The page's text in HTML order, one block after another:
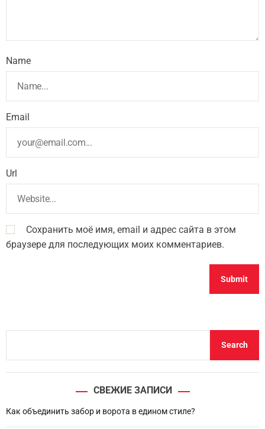
Name
Email
Url
Сохранить моё имя, email и адрес сайта в этом
браузере для последующих моих комментариев.
h
Search
СВЕЖИЕ ЗАПИСИ
Как объединить забор и ворота в едином стиле?